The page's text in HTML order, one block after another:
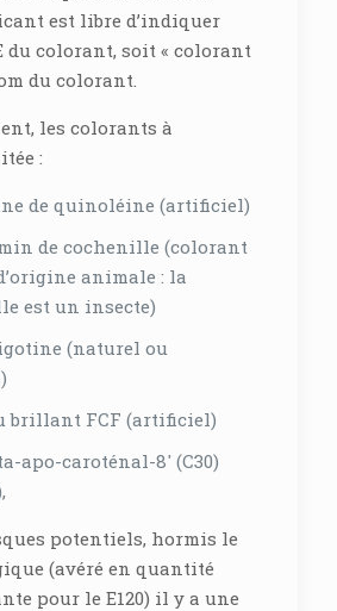
est libre d’indiquer
du colorant, soit « colorant
du colorant.
les colorants à
:
de quinoléine (artificiel)
de cochenille (colorant
animale : la
est un insecte)
(naturel ou
brillant FCF (artificiel)
apo-caroténal-8′ (C30)
potentiels, hormis le
(avéré en quantité
pour le E120) il y a une